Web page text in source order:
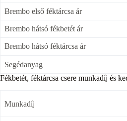
Brembo első féktárcsa ár
Brembo hátsó fékbetét ár
Brembo hátsó féktárcsa ár
Segédanyag
Fékbetét, féktárcsa csere munkadíj és
Munkadíj